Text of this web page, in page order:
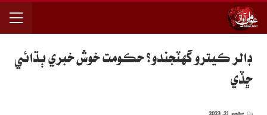
ڊالر ڪيترو گهٽجندو؟ حڪومت خوش خبري ٻڌائي
ڇڏي